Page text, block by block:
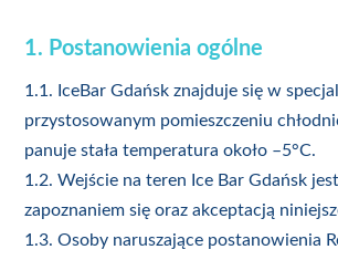
1. Postanowienia ogólne
1.1. IceBar Gdańsk znajduje się w
przystosowanym pomieszczeniu
panuje stała temperatura około –5°C.
1.2. Wejście na teren Ice Bar Gdańsk
zapoznaniem się oraz akceptacją
1.3. Osoby naruszające postanowienia